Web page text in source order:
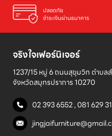
ปลอดภัย
ชำระเงินผ่านธนาคาร
จริงใจเฟอร์นิเจอร์
1237/15 หมู่ 6 ถนนสุขุมวิท ตำบลส
จังหวัดสมุทรปราการ 10270
02 393 6552,081 629